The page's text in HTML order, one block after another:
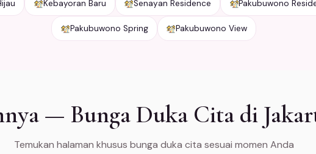
Kebayoran Baru Senayan Residence Pakubuwono
Pakubuwono Spring Pakubuwono View
— Bunga Duka Cita di
Temukan halaman khusus bunga duka cita sesuai momen Anda